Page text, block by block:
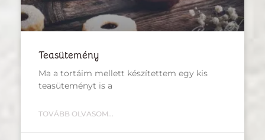
Teasütemény
Ma a tortáim mellett készítettem egy kis
teasüteményt is a
TOVÁBB OLVASOM...